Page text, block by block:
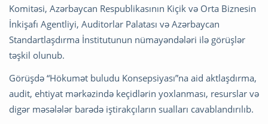
Komitəsi, Azərbaycan Respublikasının Kiçik və Orta Biznesin
İnkişafı Agentliyi, Auditorlar Palatası və Azərbaycan
Standartlaşdırma İnstitutunun nümayəndələri ilə görüşlər
təşkil olunub.
Görüşdə “Hökumət buludu Konsepsiyası”na aid aktlaşdırma,
audit, ehtiyat mərkəzində keçidlərin yoxlanması, resurslar və
digər məsələlər barədə iştirakçıların sualları cavablandırılıb.